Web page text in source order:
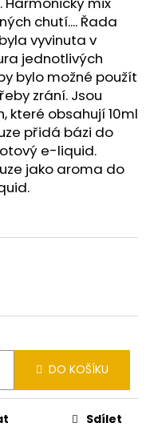
chutí.... Řada
vyvinuta v
jednotlivých
bylo možné použít
zrání. Jsou
které obsahují 10ml
přidá bázi do
e-liquid.
jako aroma do
DO KOŠÍKU
Sdílet